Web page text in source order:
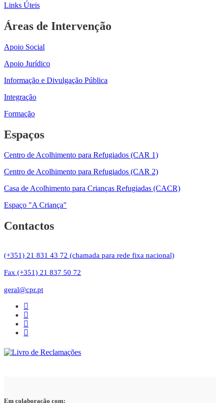
Links Úteis
Áreas de Intervenção
Apoio Social
Apoio Jurídico
Informação e Divulgação Pública
Integração
Formação
Espaços
Centro de Acolhimento para Refugiados (CAR 1)
Centro de Acolhimento para Refugiados (CAR 2)
Casa de Acolhimento para Crianças Refugiadas (CACR)
Espaço "A Criança"
Contactos
(+351) 21 831 43 72 (chamada para rede fixa nacional)
Fax (+351) 21 837 50 72
geral@cpr.pt
Em colaboração com: